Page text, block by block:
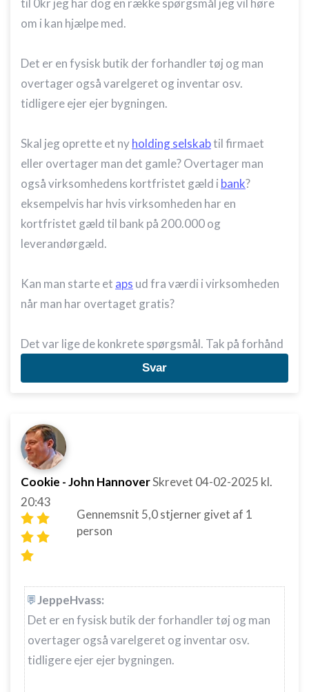
til 0kr jeg har dog en række spørgsmål jeg vil høre
om i kan hjælpe med.
Det er en fysisk butik der forhandler tøj og man
overtager også varelgeret og inventar osv.
tidligere ejer ejer bygningen.
Skal jeg oprette et nyholding selskabtil firmaet
eller overtager man det gamle? Overtager man
også virksomhedens kortfristet gæld i bank?
eksempelvis har hvis virksomheden har en
kortfristet gæld til bank på 200.000 og
leverandørgæld.
Kan man starte et aps ud fra værdi i virksomheden
når man har overtaget gratis?
Det var lige de konkrete spørgsmål. Tak på forhånd
Svar
Cookie - John HannoverSkrevet 04-02-2025 kl.
20:43
Gennemsnit 5,0stjerner givet af 1
person
JeppeHvass:
Det er en fysisk butik der forhandler tøj og man
overtager også varelgeret og inventar osv.
tidligere ejer ejer bygningen.